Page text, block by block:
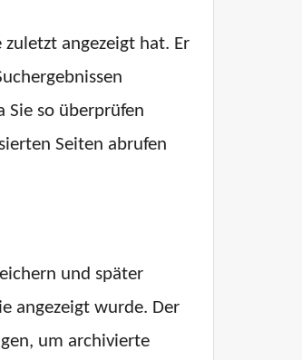
angezeigt hat. Er
Sie so überprüfen
Seiten abrufen
und später
angezeigt wurde. Der
um archivierte